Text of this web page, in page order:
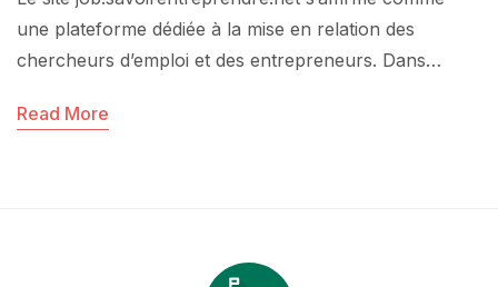
une plateforme dédiée à la mise en relation des
chercheurs d’emploi et des entrepreneurs. Dans…
Read More